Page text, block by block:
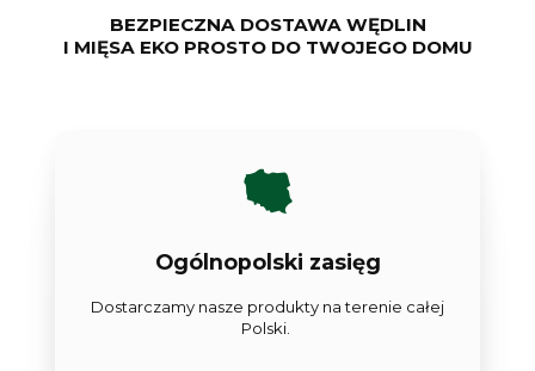
BEZPIECZNA DOSTAWA WĘDLIN
I MIĘSA EKO PROSTO DO TWOJEGO DOMU
Ogólnopolski zasięg
Dostarczamy nasze produkty na terenie całej
Polski.